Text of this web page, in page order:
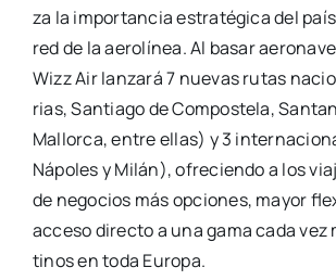
za la impor­tan­cia estra­té­gi­ca del
red de la aero­lí­nea. Al basar
Wizz Air lan­za­rá 7 nue­vas rutas
rias, San­tia­go de Com­pos­te­la,
Mallor­ca, entre ellas) y 3
Nápo­les y Milán), ofre­cien­do a los
de nego­cios más opcio­nes, mayor
acce­so direc­to a una gama cada vez
ti­nos en toda Euro­pa.